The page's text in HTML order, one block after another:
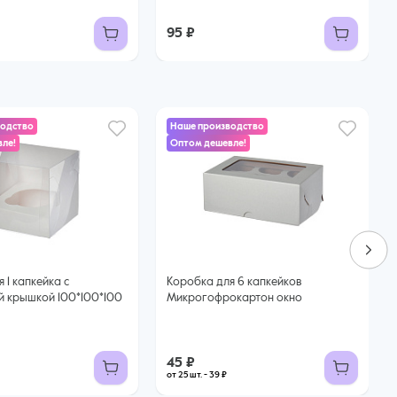
95 ₽
1 капкейка с
крышкой 100*100*100
Наше производство
Оптом дешевле!
Коробка для 6 капкейков
Микрогофрокартон окно
45 ₽
от 25 шт. - 39 ₽